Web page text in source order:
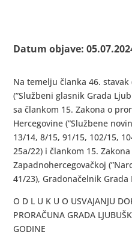
Datum objave:
Na temelju članka 46.
(”Službeni glasnik Grada
sa člankom 15. Zakona o
Hercegovine (”Službene
13/14, 8/15, 91/15, 102/15,
25a/22) i člankom 15.
Zapadnohercegovačkoj
41/23), Gradonačelnik
O D L U K U O USVAJANJU
PRORAČUNA GRADA
GODINE